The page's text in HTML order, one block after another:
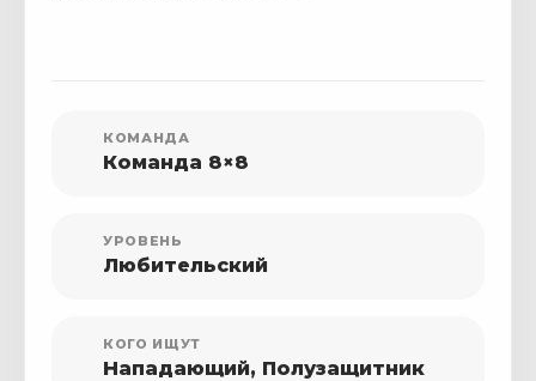
КОМАНДА
Команда 8×8
УРОВЕНЬ
Любительский
КОГО ИЩУТ
Нападающий, Полузащитник